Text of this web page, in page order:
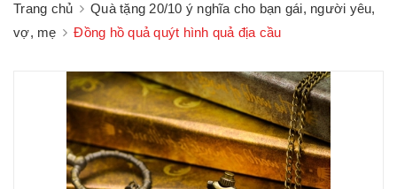
Trang chủ
Quà tặng 20/10 ý nghĩa cho bạn gái, người yêu,
vợ, mẹ
Đồng hồ quả quýt hình quả địa cầu